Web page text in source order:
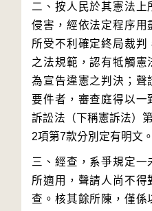
二、按人民於其憲法上
侵害，經依法定程序用
所受不利確定終局裁判
之法規範，認有牴觸憲
為宣告違憲之判決；聲
要件者，審查庭得以一
訴訟法（下稱憲訴法）
三、經查，系爭規定
所適用，聲請人尚不得
查。核其餘所陳，僅係